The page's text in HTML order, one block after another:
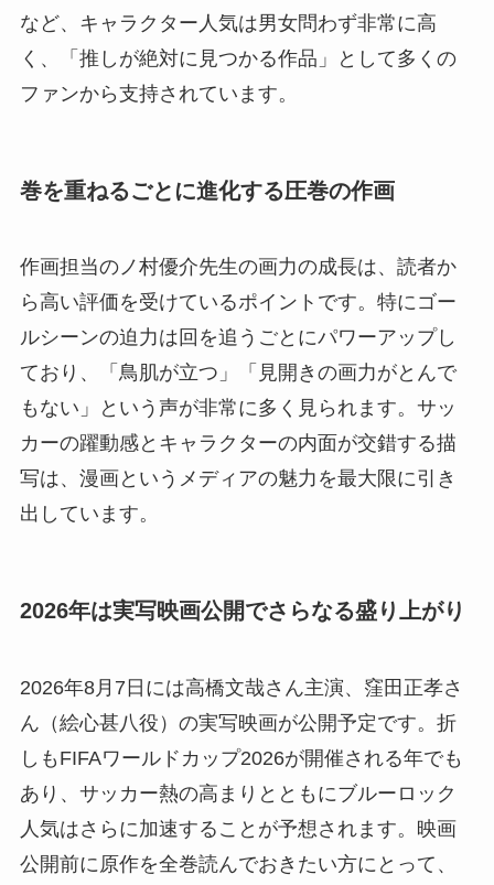
など、キャラクター人気は男女問わず非常に高
く、「推しが絶対に見つかる作品」として多くの
ファンから支持されています。
巻を重ねるごとに進化する圧巻の作画
作画担当のノ村優介先生の画力の成長は、読者か
ら高い評価を受けているポイントです。特にゴー
ルシーンの迫力は回を追うごとにパワーアップし
ており、「鳥肌が立つ」「見開きの画力がとんで
もない」という声が非常に多く見られます。サッ
カーの躍動感とキャラクターの内面が交錯する描
写は、漫画というメディアの魅力を最大限に引き
出しています。
2026年は実写映画公開でさらなる盛り上がり
2026年8月7日には高橋文哉さん主演、窪田正孝さ
ん（絵心甚八役）の実写映画が公開予定です。折
しもFIFAワールドカップ2026が開催される年でも
あり、サッカー熱の高まりとともにブルーロック
人気はさらに加速することが予想されます。映画
公開前に原作を全巻読んでおきたい方にとって、